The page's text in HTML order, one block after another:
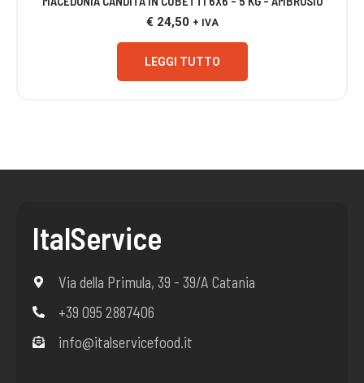
€ 24,50 + IVA
LEGGI TUTTO
ItalService
Via della Primula, 39 - 39/A Catania
+39 095 2887406
info@italservicefood.it